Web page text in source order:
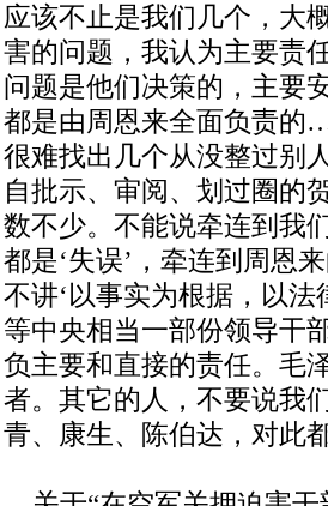
应该不止是我们几个，大
害的问题，我认为主要责
问题是他们决策的，主要
都是由周恩来全面负责
很难找出几个从没整过别
自批示、审阅、划过圈的
数不少。不能说牵连到我
都是‘失误’，牵连到周恩
不讲‘以事实为根据，以法
等中央相当一部份领导干
负主要和直接的责任。毛
者。其它的人，不要说我
青、康生、陈伯达，对此